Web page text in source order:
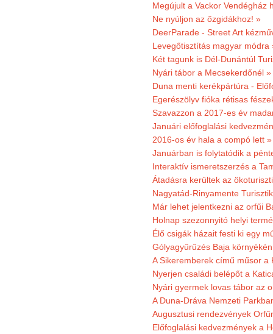
Megújult a Vackor Vendégház
Ne nyúljon az őzgidákhoz! »
DeerParade - Street Art
Levegőtisztítás magyar módra
Két tagunk is Dél-Dunántúl
Nyári tábor a Mecsekerdőnél »
Duna menti kerékpártúra -
Egerészölyv fióka rétisas
Szavazzon a 2017-es év
Januári előfoglalási
2016-os év hala a compó lett »
Januárban is folytatódik a
Interaktív ismeretszerzés a
Átadásra kerültek az
Nagyatád-Rinyamente
Már lehet jelentkezni az orfűi
Holnap szezonnyitó helyi
Élő csigák házait festi ki egy
Gólyagyűrűzés Baja
A Sikeremberek című műsor a
Nyerjen családi belépőt a
Nyári gyermek lovas tábor az
A Duna-Dráva Nemzeti
Augusztusi rendezvények
Előfoglalási kedvezmények a